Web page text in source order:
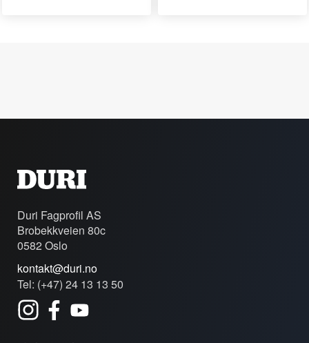
Duri Fagprofil AS
Brobekkveien 80c
0582 Oslo
kontakt@duri.no
Tel: (+47) 24 13 13 50